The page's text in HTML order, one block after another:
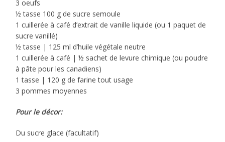
3 oeufs
½ tasse 100 g de sucre semoule
1 cuillerée à café d’extrait de vanille liquide (ou 1 paquet de
sucre vanillé)
½ tasse | 125 ml d’huile végétale neutre
1 cuillerée à café | ½ sachet de levure chimique (ou poudre
à pâte pour les canadiens)
1 tasse | 120 g de farine tout usage
3 pommes moyennes
Pour le décor:
Du sucre glace (facultatif)